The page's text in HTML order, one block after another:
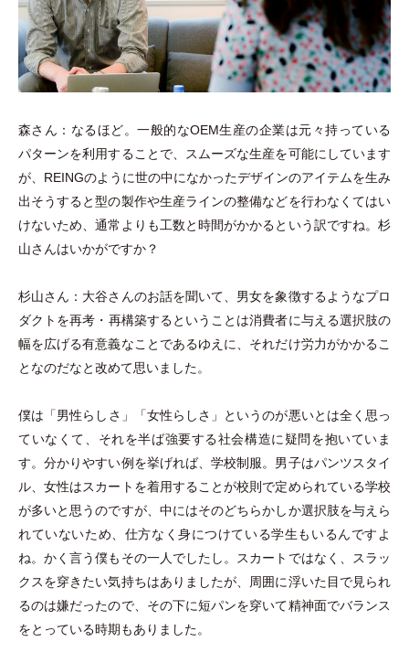
森さん：なるほど。一般的なOEM生産の企業は元々持っている
パターンを利用することで、スムーズな生産を可能にしています
が、REINGのように世の中になかったデザインのアイテムを生み
出そうすると型の製作や生産ラインの整備などを行わなくてはい
けないため、通常よりも工数と時間がかかるという訳ですね。杉
山さんはいかがですか？
杉山さん：大谷さんのお話を聞いて、男女を象徴するようなプロ
ダクトを再考 ・ 再構築するということは消費者に与える選択肢の
幅を広げる有意義なことであるゆえに、それだけ労力がかかるこ
となのだなと改めて思いました。
僕は 「男性らしさ 」 「女性らしさ 」
というのが悪いとは全く思っ
ていなくて、それを半ば強要する社会構造に疑問を抱いていま
す。分かりやすい例を挙げれば、学校制服。男子はパンツスタイ
ル、女性はスカートを着用することが校則で定められている学校
が多いと思うのですが、中にはそのどちらかしか選択肢を与えら
れていないため、仕方なく身につけている学生もいるんですよ
ね。かく言う僕もその一人でしたし。スカートではなく、スラッ
クスを穿きたい気持ちはありましたが、周囲に浮いた目で見られ
るのは嫌だったので、その下に短パンを穿いて精神面でバランス
をとっている時期もありました。